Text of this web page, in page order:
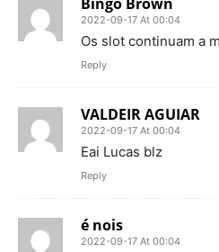
2022-09-17 At 00:04
Os slot continuam a
Reply
VALDEIR AGUIAR
2022-09-17 At 00:04
Eai Lucas blz
Reply
é nois
2022-09-17 At 00:04